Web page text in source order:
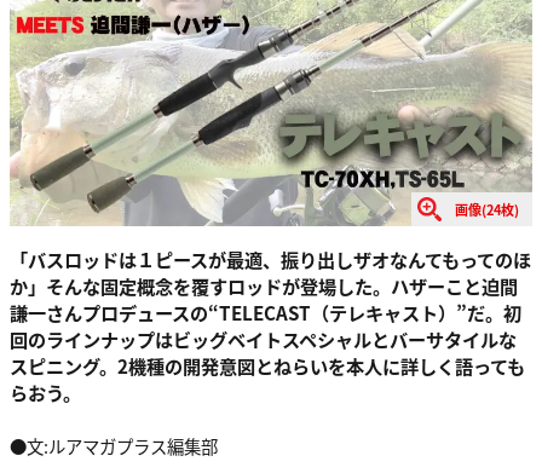
画像(24枚)
「バスロッドは１ピースが最適、振り出しザオなんてもってのほ
か」そんな固定概念を覆すロッドが登場した。ハザーこと迫間
謙一さんプロデュースの“TELECAST（テレキャスト）”だ。初
回のラインナップはビッグベイトスペシャルとバーサタイルな
スピニング。2機種の開発意図とねらいを本人に詳しく語っても
らおう。
●文:ルアマガプラス編集部